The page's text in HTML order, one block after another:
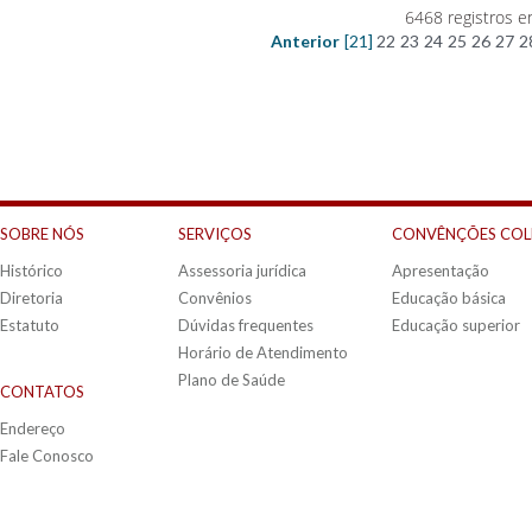
6468 registros
Anterior [21] 22 23 24 25 26 27
SOBRE NÓS
Histórico
Diretoria
Estatuto
CONTATOS
Endereço
Fale Conosco
SERVIÇOS
Assessoria jurídica
Convênios
Dúvidas frequentes
Horário de Atendimento
Plano de Saúde
CONVÊNÇÕES
Apresentação
Educação básica
Educação superior